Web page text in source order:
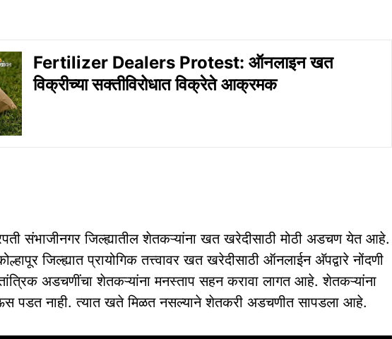
Fertilizer Dealers Protest: ऑनलाइन खत
विक्रीच्या सक्तीविरोधात विक्रेते आक्रमक
संभाजीनगर जिल्ह्यातील शेतकऱ्यांना खत खरेदीसाठी मोठी अडचण येत आहे.
जिल्ह्यात प्रायोगिक तत्त्वावर खत खरेदीसाठी ऑनलाईन अ‍ॅपद्वारे नोंदणी
अडचणींचा शेतकऱ्यांना मनस्ताप सहन करावा लागत आहे. शेतकऱ्यांना
पडत नाही. त्यात खते मिळत नसल्याने शेतकरी अडचणीत सापडला आहे.